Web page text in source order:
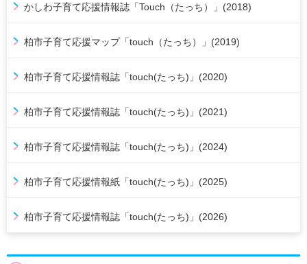
かしわ子育て応援情報誌「Touch（たっち）」(2018)
柏市子育て応援マップ「touch（たっち）」(2019)
柏市子育て応援情報誌「touch(たっち)」(2020)
柏市子育て応援情報誌「touch(たっち)」(2021)
柏市子育て応援情報誌「touch(たっち)」(2024)
柏市子育て応援情報紙「touch(たっち)」(2025)
柏市子育て応援情報誌「touch(たっち)」(2026)